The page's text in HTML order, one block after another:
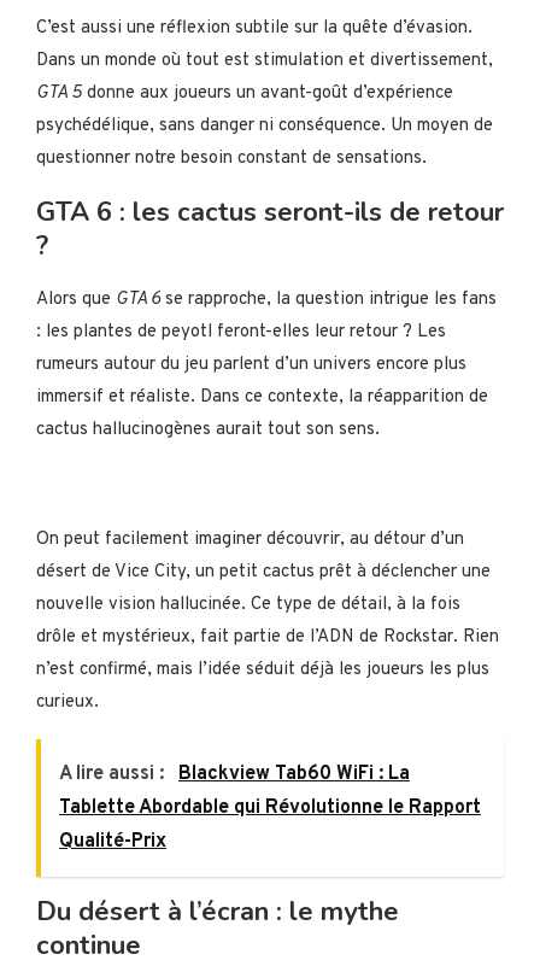
C’est aussi une réflexion subtile sur la quête d’évasion.
Dans un monde où tout est stimulation et divertissement,
GTA 5 donne aux joueurs un avant-goût d’expérience
psychédélique, sans danger ni conséquence. Un moyen de
questionner notre besoin constant de sensations.
GTA 6 : les cactus seront-ils de retour
?
Alors que GTA 6se rapproche, la question intrigue les fans
: les plantes de peyotl feront-elles leur retour ? Les
rumeurs autour du jeu parlent d’un univers encore plus
immersif et réaliste. Dans ce contexte, la réapparition de
cactus hallucinogènes aurait tout son sens.
On peut facilement imaginer découvrir, au détour d’un
désert de Vice City, un petit cactus prêt à déclencher une
nouvelle vision hallucinée. Ce type de détail, à la fois
drôle et mystérieux, fait partie de l’ADN de Rockstar. Rien
n’est confirmé, mais l’idée séduit déjà les joueurs les plus
curieux.
A lire aussi : Blackview Tab60 WiFi : La
Tablette Abordable qui Révolutionne le Rapport
Qualité-Prix
Du désert à l’écran : le mythe
continue